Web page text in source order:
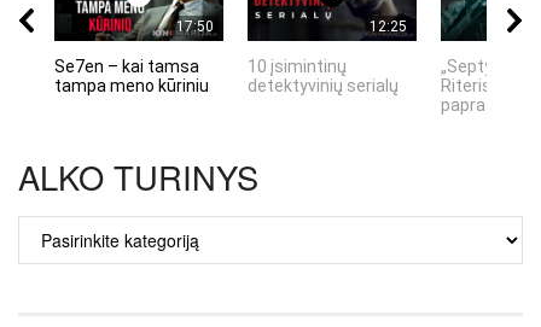
17:50
Se7en – kai tamsa
tampa meno kūriniu
12:25
10 įsimintinų
detektyvinių serialų
„Septynių
Riteris" – kai
ALKO TURINYS
TURINYS